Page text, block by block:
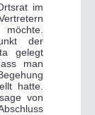
im
der
gelegt
man
hatte.
von